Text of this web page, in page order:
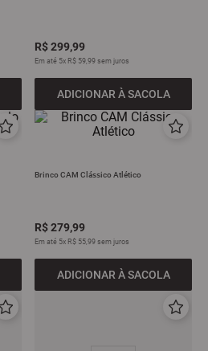
R$299,99
Em até 5x R$ 59,99 sem juros
ADICIONAR À SACOLA
Brinco CAM Clássico Atlético
R$279,99
Em até 5x R$ 55,99 sem juros
ADICIONAR À SACOLA